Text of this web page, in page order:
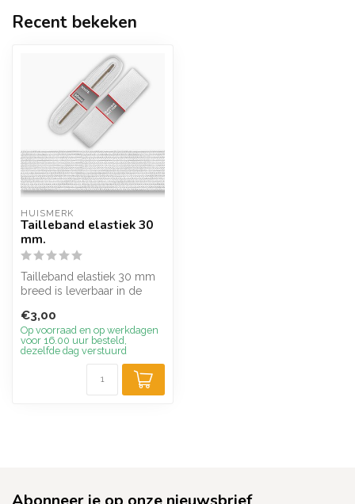
Recent bekeken
HUISMERK
Tailleband elastiek 30
mm.
Tailleband elastiek 30 mm
breed is leverbaar in de
Middel...
€3,00
Op voorraad en op werkdagen
voor 16.00 uur besteld,
dezelfde dag verstuurd